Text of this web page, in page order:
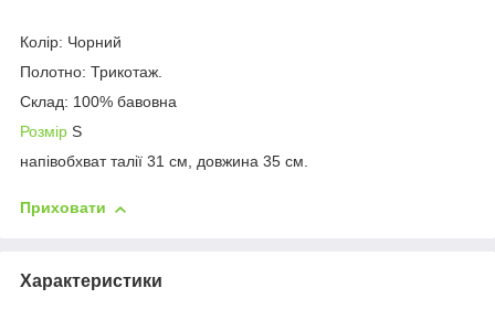
Колір: Чорний
Полотно: Трикотаж.
Склад: 100% бавовна
Розмір S
напівобхват талії 31 см, довжина 35 см.
Приховати
Характеристики